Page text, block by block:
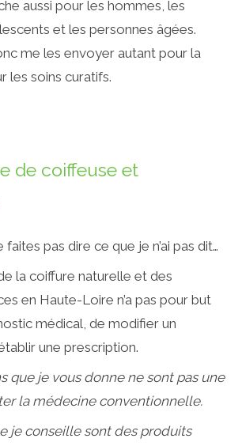
aussi pour les hommes, les
et les personnes âgées.
me les envoyer autant pour la
les soins curatifs.
de coiffeuse et
pas dire ce que je n’ai pas dit…
la coiffure naturelle et des
en Haute-Loire n’a pas pour but
médical, de modifier un
une prescription.
que je vous donne ne sont pas une
la médecine conventionnelle.
je conseille sont des produits